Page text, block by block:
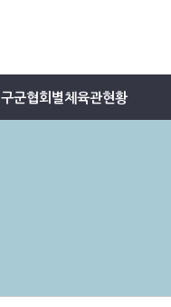
구군협회별체육관현황